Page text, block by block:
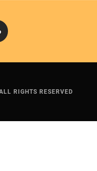
RIGHTS RESERVED